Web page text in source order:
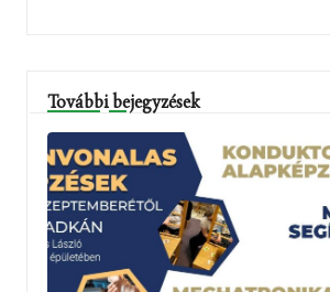
További bejegyzések